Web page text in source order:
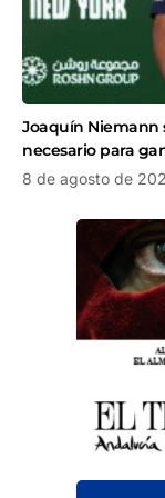
Joaquín Niemann
necesario para
8 de agosto de